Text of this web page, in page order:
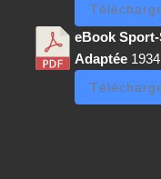
eBook
Adaptée